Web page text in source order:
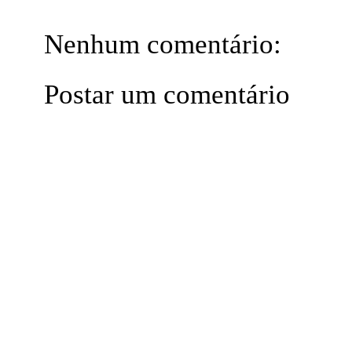
Nenhum comentário:
Postar um comentário